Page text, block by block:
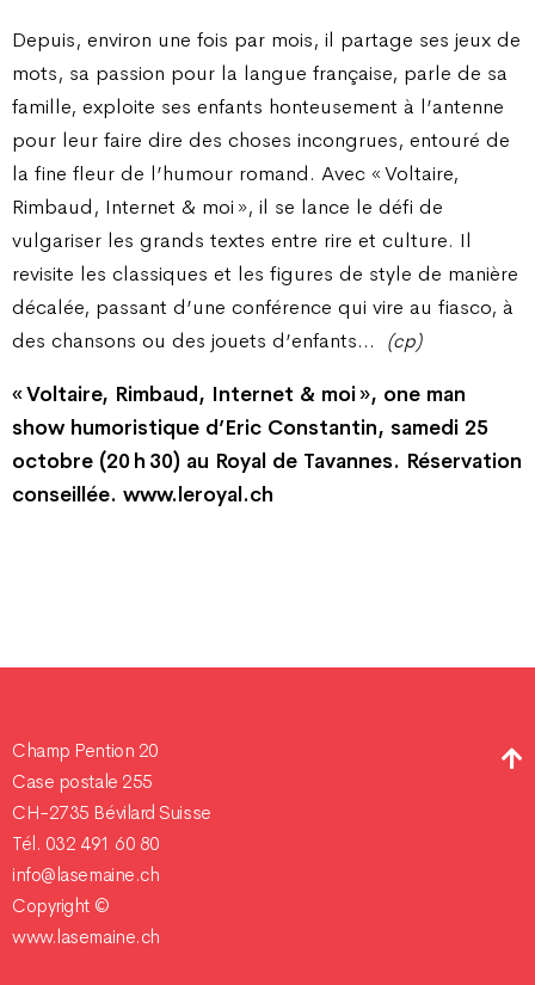
Depuis, environ une fois par mois, il partage ses jeux de
mots, sa passion pour la langue française, parle de sa
famille, exploite ses enfants honteusement à l’antenne
pour leur faire dire des choses incongrues, entouré de
la fine fleur de l’humour romand. Avec « Voltaire,
Rimbaud, Internet & moi », il se lance le défi de
vulgariser les grands textes entre rire et culture. Il
revisite les classiques et les figures de style de manière
décalée, passant d’une conférence qui vire au fiasco, à
des chansons ou des jouets d’enfants… (cp)
« Voltaire, Rimbaud, Internet & moi », one man
show humoristique d’Eric Constantin, samedi 25
octobre (20 h 30) au Royal de Tavannes. Réservation
conseillée. www.leroyal.ch
Champ Pention 20
Case postale 255
CH-2735 Bévilard Suisse
Tél. 032 491 60 80
info@lasemaine.ch
Copyright ©
www.lasemaine.ch